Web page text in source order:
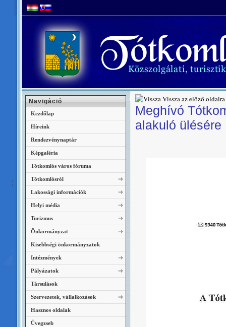
Vissza az előző oldalra
Meghívó
alakuló ülésére
Navigáció
Kezdőlap
Híreink
Rendezvénynaptár
Képgaléria
Tótkomlós város fóruma
Tótkomlósról
Lakossági információk
Helyi média
Turizmus
Önkormányzat
Kisebbségi önkormányzatok
Intézmények
Pályázatok
Társulások
Szervezetek, vállalkozások
Hasznos oldalak
Üvegzseb